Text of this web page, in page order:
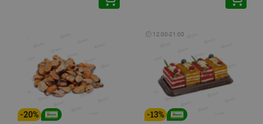
-20%
🕘 12:00-21:00
-13%